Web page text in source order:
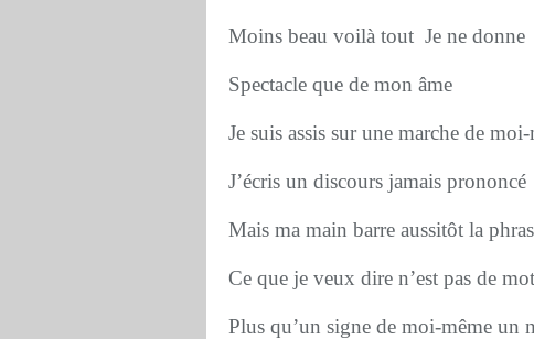
Moins beau voilà tout Je ne donne
Spectacle que de mon âme
Je suis assis sur une marche de
J’écris un discours jamais prononcé
Mais ma main barre aussitôt la
Ce que je veux dire n’est pas de
Plus qu’un signe de moi-même un